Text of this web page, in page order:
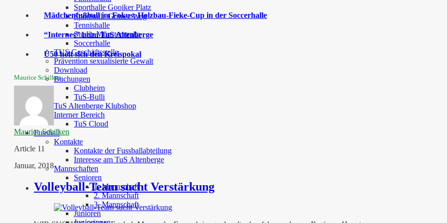
Sporthalle Gooiker Platz
Sporthalle Grüner Weg
Tennishalle
Studio Münsterstraße
Soccerhalle
TUS Geschäftsstelle
Prävention sexualisierte Gewalt
Download
Buchungen
Clubheim
TuS-Bulli
TuS Altenberge Klubshop
Interner Bereich
TuS Cloud
Fussball
Kontakte
Kontakte der Fussballabteilung
Interesse am TuS Altenberge
Mannschaften
Senioren
1. Mannschaft
2. Mannschaft
3. Mannschaft
Junioren
Mädchenfußball im Fokus: Holzbau-Fieke-Cup in der Soccerhalle
“Internes” beim TuS Altenberge
Ü50 holt sich den Kreispokal
Maurice Schilken
Maurice Schilken
Article 11
Januar, 2018
Volleyball-Team sucht Verstärkung